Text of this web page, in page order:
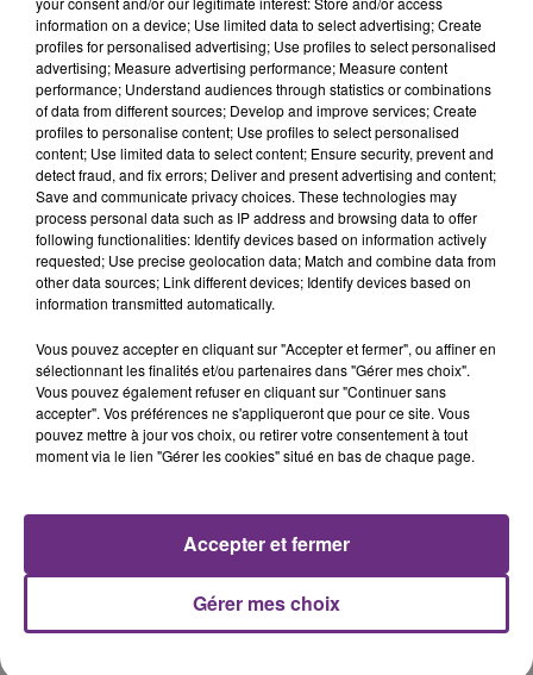
TITRES DIFFUSÉS
15h44
15h44
KELLY CLARKSON
Stronger
15h42
15h42
JULIEN LIEB
Dis-Moi Ou
15h38
15h38 15h36
15h36
information on a device; Use limited data to select advertising; Create
profiles for personalised advertising; Use profiles to select personalised
advertising; Measure advertising performance; Measure content
performance; Understand audiences through statistics or combinations
of data from different sources; Develop and improve services; Create
profiles to personalise content; Use profiles to select personalised
content; Use limited data to select content; Ensure security, prevent and
detect fraud, and fix errors; Deliver and present advertising and content;
Save and communicate privacy choices. These technologies may
process personal data such as IP address and browsing data to offer
following functionalities: Identify devices based on information actively
requested; Use precise geolocation data; Match and combine data from
other data sources; Link different devices; Identify devices based on
information transmitted automatically.
Vous pouvez accepter en cliquant sur "Accepter et fermer", ou affiner en
sélectionnant les finalités et/ou partenaires dans "Gérer mes choix".
Vous pouvez également refuser en cliquant sur "Continuer sans
accepter". Vos préférences ne s'appliqueront que pour ce site. Vous
pouvez mettre à jour vos choix, ou retirer votre consentement à tout
moment via le lien "Gérer les cookies" situé en bas de chaque page.
Gérer mes choix
Accepter et fermer